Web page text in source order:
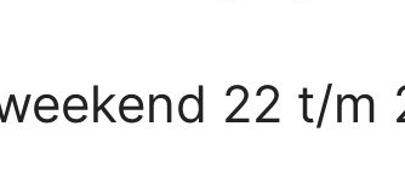
22 t/m